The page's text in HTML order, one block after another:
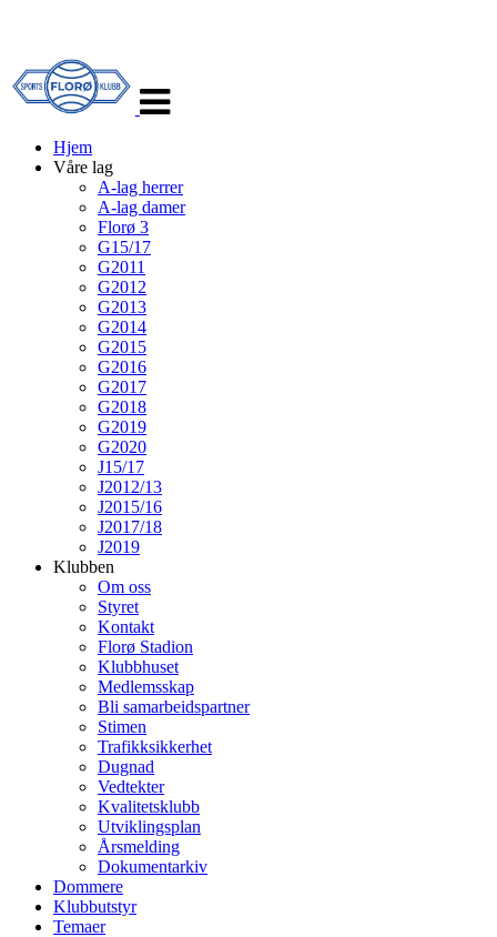
navigasjon
Hjem
Våre lag
A-lag herrer
A-lag damer
Florø 3
G15/17
G2011
G2012
G2013
G2014
G2015
G2016
G2017
G2018
G2019
G2020
J15/17
J2012/13
J2015/16
J2017/18
J2019
Klubben
Om oss
Styret
Kontakt
Florø Stadion
Klubbhuset
Medlemsskap
Bli samarbeidspartner
Stimen
Trafikksikkerhet
Dugnad
Vedtekter
Kvalitetsklubb
Utviklingsplan
Årsmelding
Dokumentarkiv
Dommere
Klubbutstyr
Temaer